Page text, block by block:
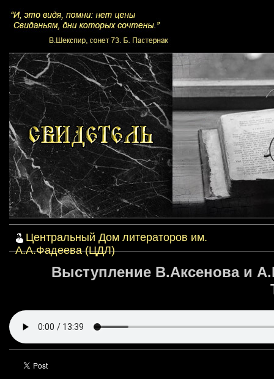
Центральный Дом литераторов им.
А.А.Фадеева (ЦДЛ)
Выступление В.Аксенова и